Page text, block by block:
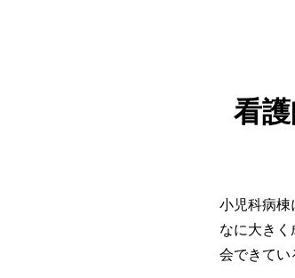
看
小児科病棟
なに大き
会できてい